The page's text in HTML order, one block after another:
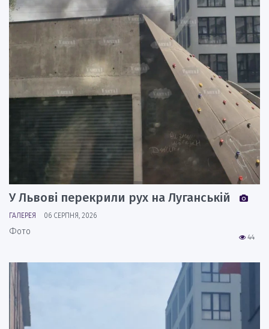
У Львові перекрили рух на Луганській
ГАЛЕРЕЯ 06 СЕРПНЯ, 2026
44
Фото